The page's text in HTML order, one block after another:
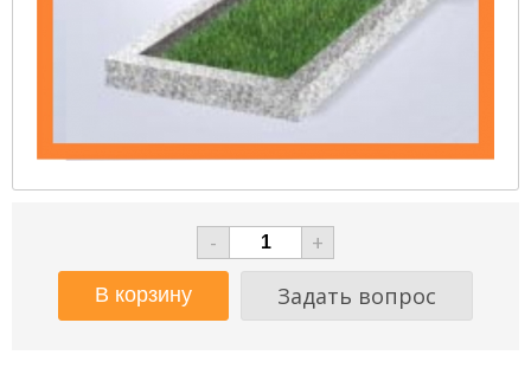
-
+
Задать вопрос